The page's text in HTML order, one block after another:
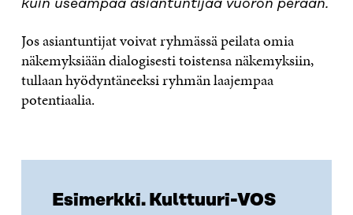
kuin useampaa asiantuntijaa vuoron perään.
Jos asiantuntijat voivat ryhmässä peilata omia
näkemyksiään dialogisesti toistensa näkemyksiin,
tullaan hyödyntäneeksi ryhmän laajempaa
potentiaalia.
Esimerkki. Kulttuuri-VOS